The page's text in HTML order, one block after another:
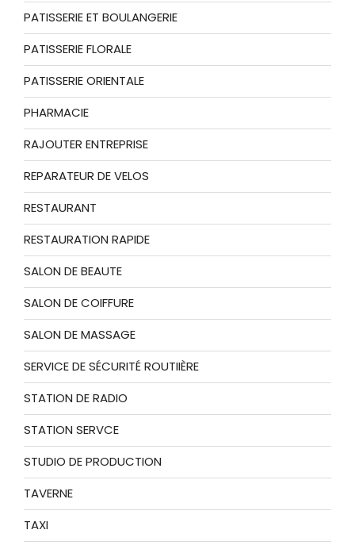
PATISSERIE ET BOULANGERIE
PATISSERIE FLORALE
PATISSERIE ORIENTALE
PHARMACIE
RAJOUTER ENTREPRISE
REPARATEUR DE VELOS
RESTAURANT
RESTAURATION RAPIDE
SALON DE BEAUTE
SALON DE COIFFURE
SALON DE MASSAGE
SERVICE DE SÉCURITÉ ROUTIIÈRE
STATION DE RADIO
STATION SERVCE
STUDIO DE PRODUCTION
TAVERNE
TAXI